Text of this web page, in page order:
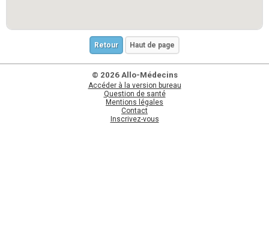
Retour Haut de page
© 2026 Allo-Médecins
Accéder à la version bureau
Question de santé
Mentions légales
Contact
Inscrivez-vous